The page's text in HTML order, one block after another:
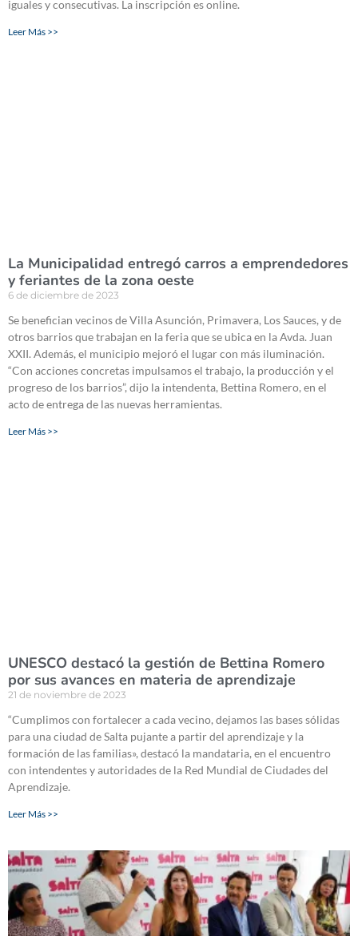
iguales y consecutivas. La inscripción es online.
Leer Más >>
La Municipalidad entregó carros a emprendedores
y feriantes de la zona oeste
6 de diciembre de 2023
Se benefician vecinos de Villa Asunción, Primavera, Los Sauces, y de
otros barrios que trabajan en la feria que se ubica en la Avda. Juan
XXII. Además, el municipio mejoró el lugar con más iluminación.
“Con acciones concretas impulsamos el trabajo, la producción y el
progreso de los barrios”, dijo la intendenta, Bettina Romero, en el
acto de entrega de las nuevas herramientas.
Leer Más >>
UNESCO destacó la gestión de Bettina Romero
por sus avances en materia de aprendizaje
21 de noviembre de 2023
“Cumplimos con fortalecer a cada vecino, dejamos las bases sólidas
para una ciudad de Salta pujante a partir del aprendizaje y la
formación de las familias», destacó la mandataria, en el encuentro
con intendentes y autoridades de la Red Mundial de Ciudades del
Aprendizaje.
Leer Más >>